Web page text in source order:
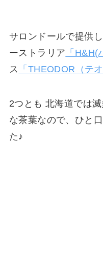
サロンドールで提供
ーストラリア 「H&H(
ス
「THEODOR（テ
2つとも 北海道では
な茶葉なので、ひと
た♪